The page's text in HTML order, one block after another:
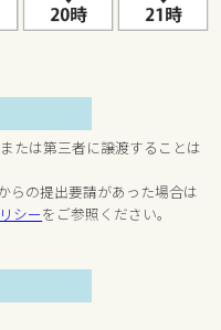
たは第三者に譲渡することは
らの提出要請があった場合は
シーをご参照ください。